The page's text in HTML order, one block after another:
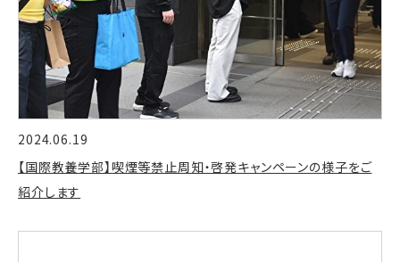
2024.06.19
【国際教養学部】喫煙等禁止周知・啓発キャンペーンの様子をご
紹介します